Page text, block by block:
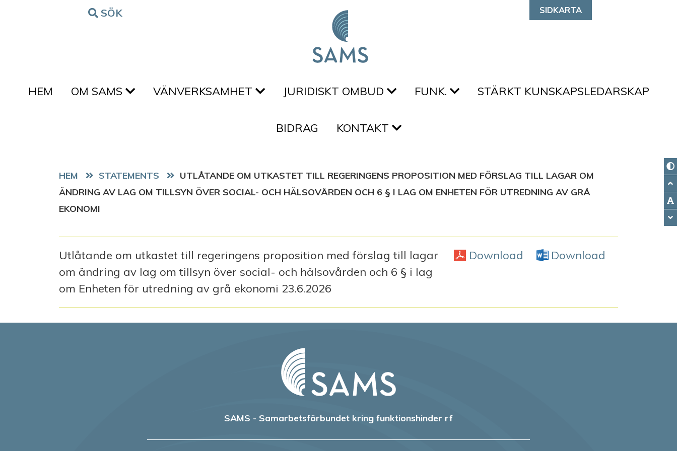
Hoppa till innehålletSÖK SIDKARTA
HEM OM SAMS VÄNVERKSAMHET JURIDISKT OMBUD FUNK. STÄRKT KUNSKAPSLEDARSKAP
BIDRAG KONTAKT
HEM STATEMENTS
UTLÅTANDE OM UTKASTET TILL REGERINGENS PROPOSITION MED FÖRSLAG TILL LAGAR OM
ÄNDRING AV LAG OM TILLSYN ÖVER SOCIAL- OCH HÄLSOVÅRDEN OCH 6 § I LAG OM ENHETEN FÖR UTREDNING AV GRÅ
EKONOMI
Utlåtande om utkastet till regeringens proposition med förslag till lagar
om ändring av lag om tillsyn över social- och hälsovården och 6 § i lag
om Enheten för utredning av grå ekonomi 23.6.2026
Download PDF Download
SAMS - Samarbetsförbundet kring funktionshinder rf